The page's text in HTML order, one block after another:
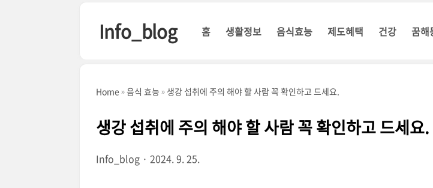
Info_blog 홈 생활정보 음식효능 제도혜택 건강 꿈해
Home 음식 효능 생강 섭취에 주의 해야 할 사람 꼭 확인하고 드세요.
생강 섭취에 주의 해야 할 사람 꼭 확인하고 드세요.
Info_blog 2024. 9. 25.